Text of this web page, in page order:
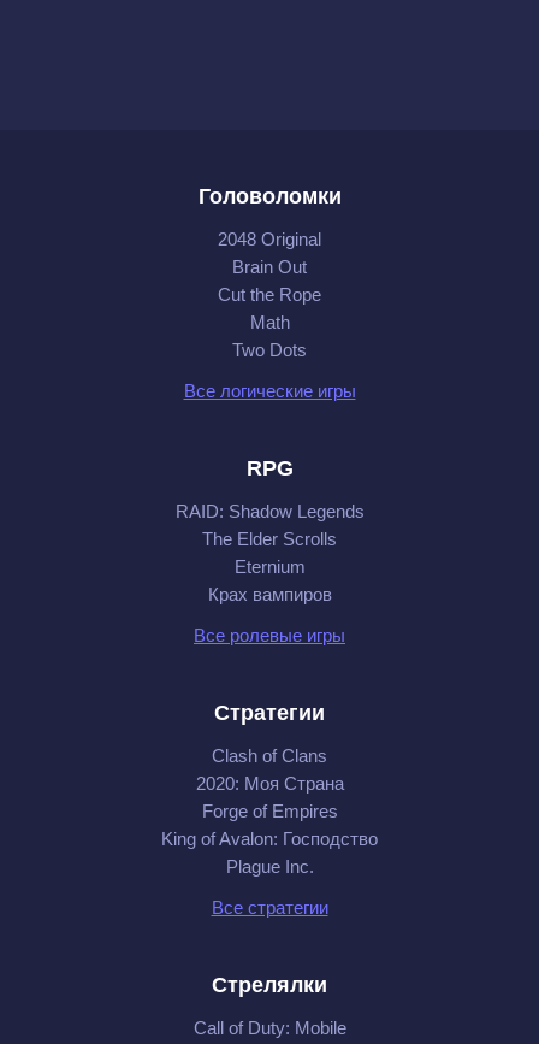
Головоломки
2048 Original
Brain Out
Cut the Rope
Math
Two Dots
Все логические игры
RPG
RAID: Shadow Legends
The Elder Scrolls
Eternium
Крах вампиров
Все ролевые игры
Стратегии
Clash of Clans
2020: Моя Cтрана
Forge of Empires
King of Avalon: Господство
Plague Inc.
Все стратегии
Стрелялки
Call of Duty: Mobile